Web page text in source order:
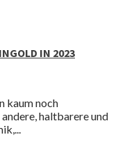
IN 2023
kaum noch
haltbarere und